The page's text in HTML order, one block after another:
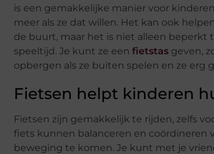
is een gemakkelijke manier voor
meer als ze dat willen. Het kan ook
de buurt, maar het is niet alleen beperkt
speeltijd. Je kunt ze een fietstas geven,
opbergen als ze buiten spelen en ze erg
Fietsen helpt kinderen
Fietsen zijn gemakkelijk te rijden, zelfs
fiets kunnen balanceren en coördineren
beweging te komen. Je kunt met je